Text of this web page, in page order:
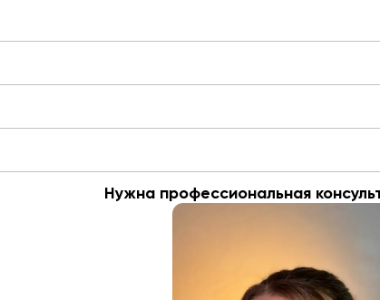
Нужна профессиональная